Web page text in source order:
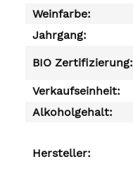
Weinfarbe:
Jahrgang:
BIO Zertifizierung:
Verkaufseinheit:
Alkoholgehalt:
Hersteller: